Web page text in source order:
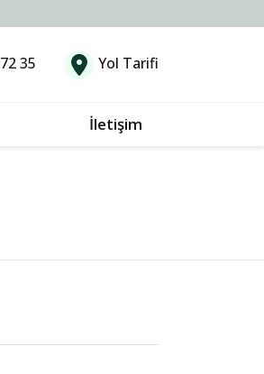
35 Yol Tarifi
İletişim